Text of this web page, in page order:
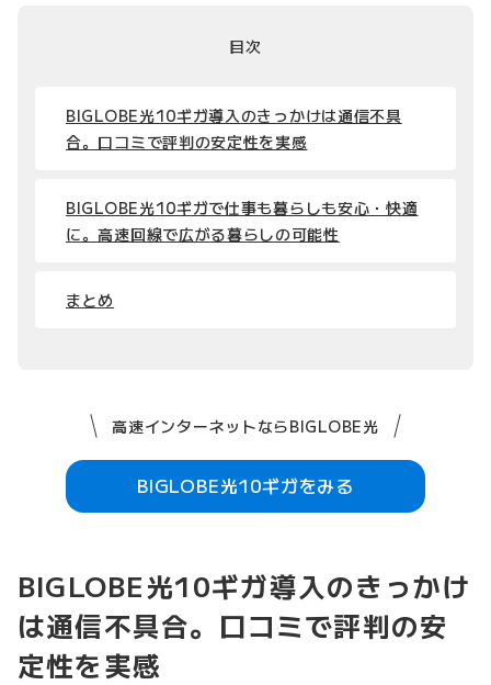
目次
BIGLOBE光10ギガ導入のきっかけは通信不具
合。口コミで評判の安定性を実感
BIGLOBE光10ギガで仕事も暮らしも安心・快適
に。高速回線で広がる暮らしの可能性
まとめ
高速インターネットならBIGLOBE光
BIGLOBE光10ギガをみる
BIGLOBE光10ギガ導入のきっかけ
は通信不具合。口コミで評判の安
定性を実感